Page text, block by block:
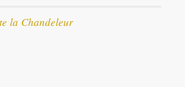
la Chandeleur